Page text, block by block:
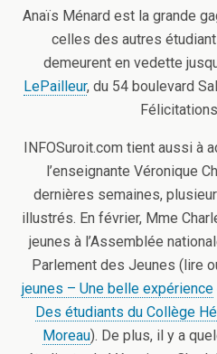
Anaïs Ménard est la grande
celles des autres
demeurent en vedette
LePailleur, du 54 boulevard
INFOSuroit.com tient aussi à
l’enseignante Véronique
dernières semaines,
illustrés. En février, Mme
jeunes à l’Assemblée
Parlement des Jeunes (lire
jeunes – Une belle expérience
Des étudiants du Collège
Moreau). De plus, il y a